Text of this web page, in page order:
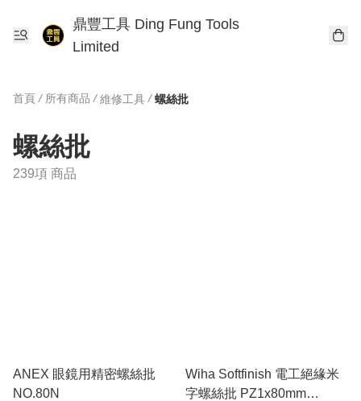
鼎豐工具 Ding Fung Tools
Limited
首頁 / 所有商品 / 維修工具 / 螺絲批
螺絲批
239項 商品
ANEX 眼鏡用精密螺絲批
NO.80N
Wiha Softfinish 電工絕緣米
字螺絲批 PZ1x80mm